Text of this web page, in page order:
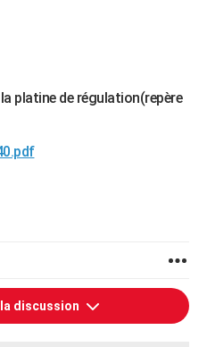
platine de régulation(repère
discussion